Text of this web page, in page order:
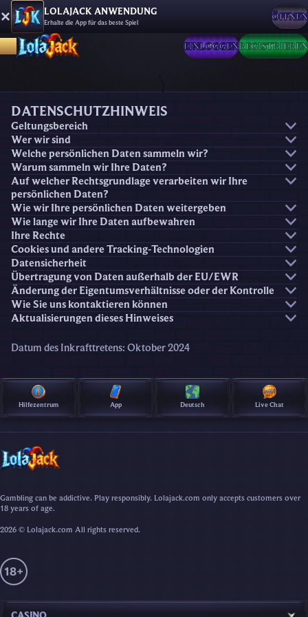
LOLAJACK ANWENDUNG
Erhalte die App für das beste Spiel ÖFFNEN
EINLOGGENREGISTRIEREN
DATENSCHUTZHINWEIS
Geltungsbereich
Wer wir sind
Welche persönlichen Daten sammeln wir?
Warum sammeln wir Ihre Daten?
Auf welcher Rechtsgrundlage verarbeiten wir Ihre
persönlichen Daten?
Wie wir Ihre persönlichen Daten weitergeben
Wie lange wir Ihre Daten aufbewahren
Ihre Rechte
Cookies und andere Tracking-Technologien
Datensicherheit
Übertragung von Daten außerhalb der EU/EWR
Änderung der Eigentumsverhältnisse oder der Kontrolle
Wie Sie uns kontaktieren können
Aktualisierungen dieses Hinweises
Datum des Inkrafttretens: Oktober 2024
Hilfezentrum App Deutsch Live Chat
Gambling can be addictive. Play responsibly. Lolajack.com only accepts customers over
18 years of age.
2026 © Lolajack.com All rights reserved.